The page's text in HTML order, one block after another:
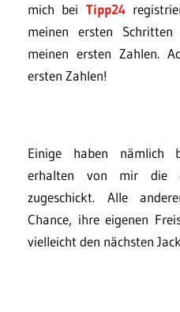
mich bei Tipp24
meinen ersten
meinen ersten Zahlen.
ersten Zahlen!
Einige haben nämlich
erhalten von mir die
zugeschickt. Alle
Chance, ihre eigenen
vielleicht den nächsten